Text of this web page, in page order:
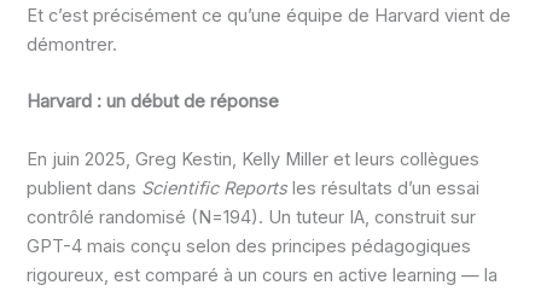
Et c’est précisément ce qu’une équipe de Harvard vient de
démontrer.
Harvard : un début de réponse
En juin 2025, Greg Kestin, Kelly Miller et leurs collègues
publient dans Scientific Reportsles résultats d’un essai
contrôlé randomisé (N=194). Un tuteur IA, construit sur
GPT-4 mais conçu selon des principes pédagogiques
rigoureux, est comparé à un cours en active learning — la